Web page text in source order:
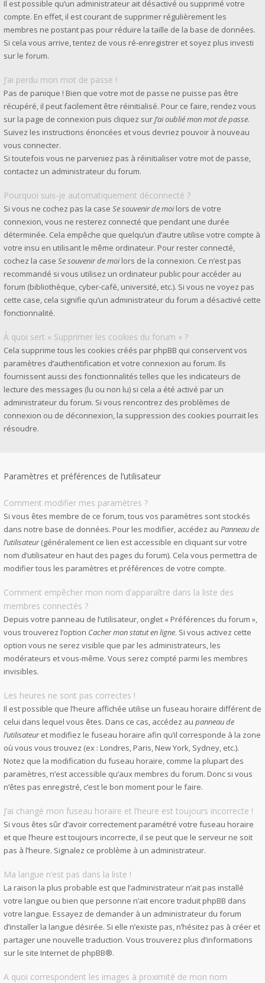
Il est possible qu’un administrateur ait désactivé ou supprimé votre
compte. En effet, il est courant de supprimer régulièrement les
membres ne postant pas pour réduire la taille de la base de données.
Si cela vous arrive, tentez de vous ré-enregistrer et soyez plus investi
sur le forum.
J’ai perdu mon mot de passe !
Pas de panique ! Bien que votre mot de passe ne puisse pas être
récupéré, il peut facilement être réinitialisé. Pour ce faire, rendez vous
sur la page de connexion puis cliquez surJ’ai oublié mon mot de passe.
Suivez les instructions énoncées et vous devriez pouvoir à nouveau
vous connecter.
Si toutefois vous ne parveniez pas à réinitialiser votre mot de passe,
contactez un administrateur du forum.
Pourquoi suis-je automatiquement déconnecté ?
Si vous ne cochez pas la case Se souvenir de moilors de votre
connexion, vous ne resterez connecté que pendant une durée
déterminée. Cela empêche que quelqu’un d’autre utilise votre compte à
votre insu en utilisant le même ordinateur. Pour rester connecté,
cochez la case Se souvenir de moilors de la connexion. Ce n’est pas
recommandé si vous utilisez un ordinateur public pour accéder au
forum (bibliothèque, cyber-café, université, etc.). Si vous ne voyez pas
cette case, cela signifie qu’un administrateur du forum a désactivé cette
fonctionnalité.
À quoi sert « Supprimer les cookies du forum » ?
Cela supprime tous les cookies créés par phpBB qui conservent vos
paramètres d’authentification et votre connexion au forum. Ils
fournissent aussi des fonctionnalités telles que les indicateurs de
lecture des messages (lu ou non lu) si cela a été activé par un
administrateur du forum. Si vous rencontrez des problèmes de
connexion ou de déconnexion, la suppression des cookies pourrait les
résoudre.
Paramètres et préférences de l’utilisateur
Comment modifier mes paramètres ?
Si vous êtes membre de ce forum, tous vos paramètres sont stockés
dans notre base de données. Pour les modifier, accédez au Panneau de
l’utilisateur(généralement ce lien est accessible en cliquant sur votre
nom d’utilisateur en haut des pages du forum). Cela vous permettra de
modifier tous les paramètres et préférences de votre compte.
Comment empêcher mon nom d’apparaître dans la liste des
membres connectés ?
Depuis votre panneau de l’utilisateur, onglet « Préférences du forum »,
vous trouverez l’option Cacher mon statut en ligne. Si vous activez cette
option vous ne serez visible que par les administrateurs, les
modérateurs et vous-même. Vous serez compté parmi les membres
invisibles.
Les heures ne sont pas correctes !
Il est possible que l’heure affichée utilise un fuseau horaire différent de
celui dans lequel vous êtes. Dans ce cas, accédez au panneau de
l’utilisateuret modifiez le fuseau horaire afin qu’il corresponde à la zone
où vous vous trouvez (ex : Londres, Paris, New York, Sydney, etc.).
Notez que la modification du fuseau horaire, comme la plupart des
paramètres, n’est accessible qu’aux membres du forum. Donc si vous
n’êtes pas enregistré, c’est le bon moment pour le faire.
J’ai changé mon fuseau horaire et l’heure est toujours incorrecte !
Si vous êtes sûr d’avoir correctement paramétré votre fuseau horaire
et que l’heure est toujours incorrecte, il se peut que le serveur ne soit
pas à l’heure. Signalez ce problème à un administrateur.
Ma langue n’est pas dans la liste !
La raison la plus probable est que l’administrateur n’ait pas installé
votre langue ou bien que personne n’ait encore traduit phpBB dans
votre langue. Essayez de demander à un administrateur du forum
d’installer la langue désirée. Si elle n’existe pas, n’hésitez pas à créer et
partager une nouvelle traduction. Vous trouverez plus d’informations
sur le site Internet de phpBB®.
A quoi correspondent les images à proximité de mon nom